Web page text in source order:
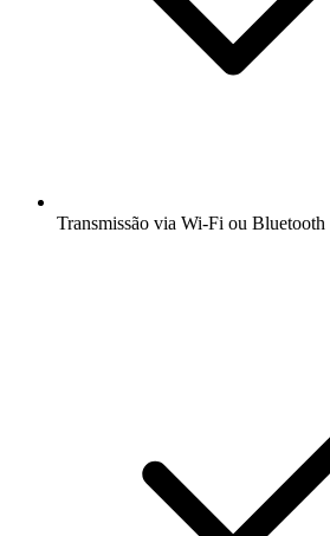
Transmissão via Wi-Fi ou Bluetooth